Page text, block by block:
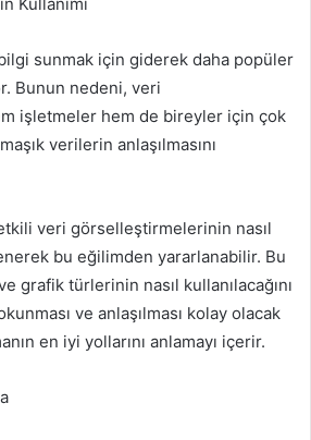
sunmak için giderek daha popüler
Bunun nedeni, veri
işletmeler hem de bireyler için çok
verilerin anlaşılmasını
veri görselleştirmelerinin nasıl
bu eğilimden yararlanabilir. Bu
grafik türlerinin nasıl kullanılacağını
ve anlaşılması kolay olacak
en iyi yollarını anlamayı içerir.